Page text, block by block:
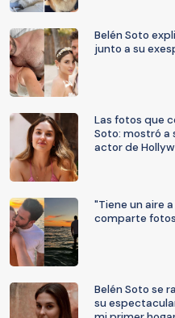
Belén Soto
junto a su
Las fotos que
Soto: mostró a
actor de
"Tiene un aire
comparte
Belén Soto se
su